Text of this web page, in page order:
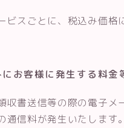
ビスごとに、税込み価格
お客様に発生する料金
収書送信等の際の電子メ
通信料が発生いたします。